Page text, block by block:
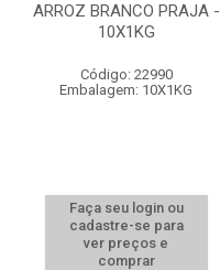
ARROZ BRANCO PRAJA -
10X1KG
Código: 22990
Embalagem: 10X1KG
Faça seu login ou
cadastre-se para
ver preços e
comprar